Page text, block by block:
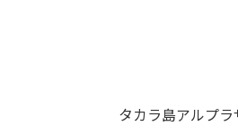
タカラ島アルプラ